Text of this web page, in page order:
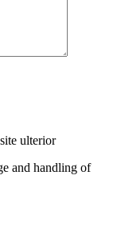
ulterior
and handling of